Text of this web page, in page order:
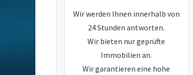
Wir werden Ihnen innerhalb von
24 Stunden antworten.
Wir bieten nur geprüfte
Immobilien an.
Wir garantieren eine hohe